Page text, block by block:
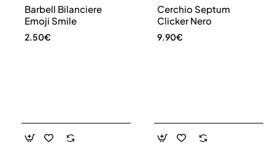
Barbell Bilanciere
Emoji Smile
2.50€
Cerchio Septum
Clicker Nero
9.90€